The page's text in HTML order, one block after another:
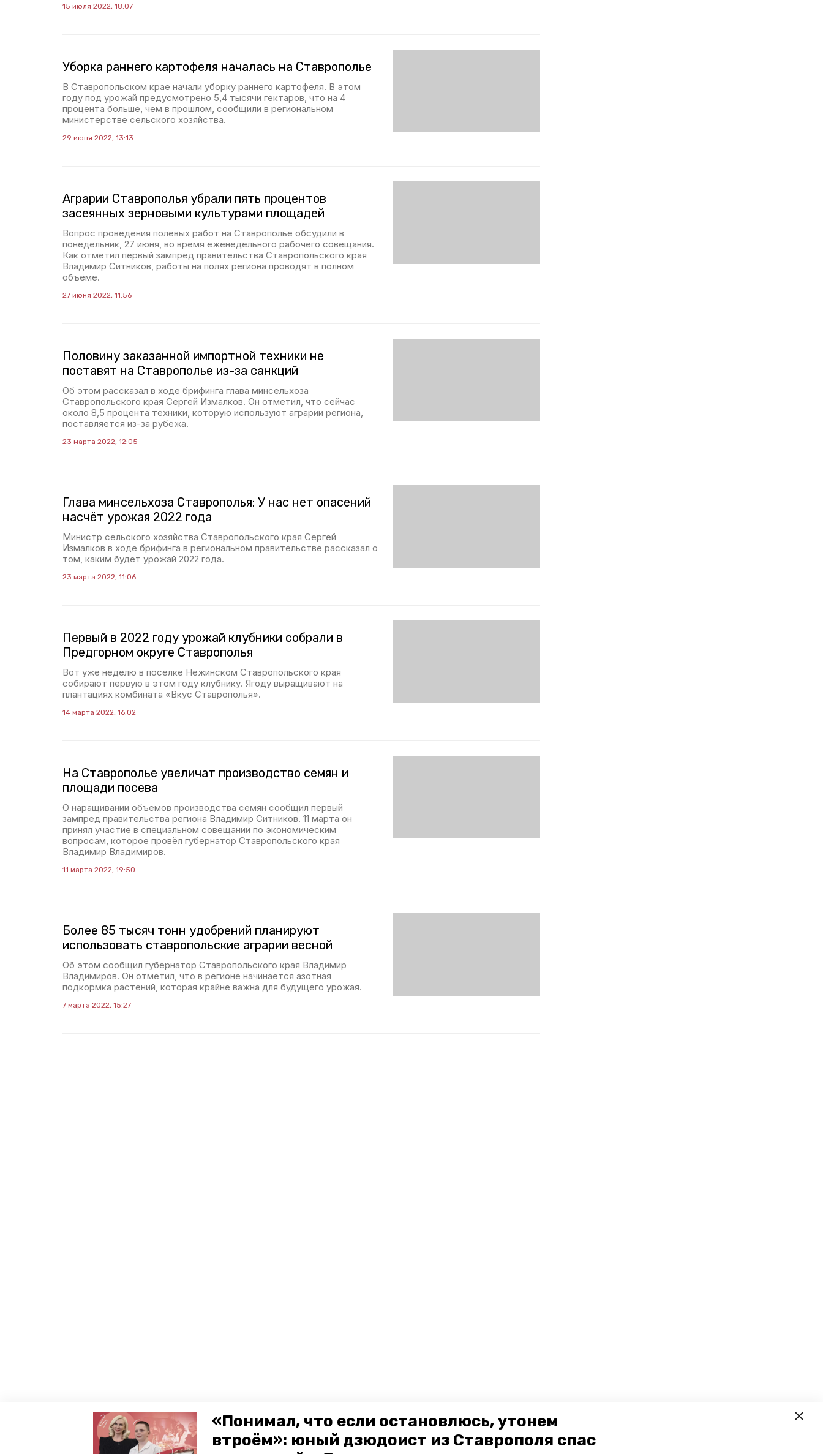
«Понимал, что если остановлюсь, утонем
втроём»: юный дзюдоист из Ставрополя спас
15 июля 2022, 18:07
Уборка раннего картофеля началась на Ставрополье
В Ставропольском крае начали уборку раннего картофеля. В этом
году под урожай предусмотрено 5,4 тысячи гектаров, что на 4
процента больше, чем в прошлом, сообщили в региональном
министерстве сельского хозяйства.
29 июня 2022, 13:13
Аграрии Ставрополья убрали пять процентов
засеянных зерновыми культурами площадей
Вопрос проведения полевых работ на Ставрополье обсудили в
понедельник, 27 июня, во время еженедельного рабочего совещания.
Как отметил первый зампред правительства Ставропольского края
Владимир Ситников, работы на полях региона проводят в полном
объёме.
27 июня 2022, 11:56
Половину заказанной импортной техники не
поставят на Ставрополье из-за санкций
Об этом рассказал в ходе брифинга глава минсельхоза
Ставропольского края Сергей Измалков. Он отметил, что сейчас
около 8,5 процента техники, которую используют аграрии региона,
поставляется из-за рубежа.
23 марта 2022, 12:05
Глава минсельхоза Ставрополья: У нас нет опасений
насчёт урожая 2022 года
Министр сельского хозяйства Ставропольского края Сергей
Измалков в ходе брифинга в региональном правительстве рассказал о
том, каким будет урожай 2022 года.
23 марта 2022, 11:06
Первый в 2022 году урожай клубники собрали в
Предгорном округе Ставрополья
Вот уже неделю в поселке Нежинском Ставропольского края
собирают первую в этом году клубнику. Ягоду выращивают на
плантациях комбината «Вкус Ставрополья».
14 марта 2022, 16:02
На Ставрополье увеличат производство семян и
площади посева
О наращивании объемов производства семян сообщил первый
зампред правительства региона Владимир Ситников. 11 марта он
принял участие в специальном совещании по экономическим
вопросам, которое провёл губернатор Ставропольского края
Владимир Владимиров.
11 марта 2022, 19:50
Более 85 тысяч тонн удобрений планируют
использовать ставропольские аграрии весной
Об этом сообщил губернатор Ставропольского края Владимир
Владимиров. Он отметил, что в регионе начинается азотная
подкормка растений, которая крайне важна для будущего урожая.
7 марта 2022, 15:27